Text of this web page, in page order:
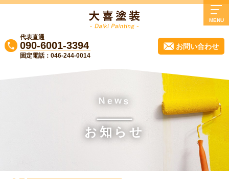
代表直通
090-6001-3394
固定電話：046-244-0014
お問い合わせ
MENU
大喜塗装について
業務内容
よくある質問
実質負担0円リフォーム！無料診断受付中
N e ws
お知らせ